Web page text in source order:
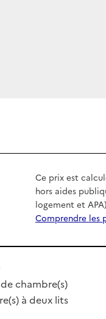
Ce prix est
hors aides
logement et
Comprendre les
chambre(s)
à deux lits